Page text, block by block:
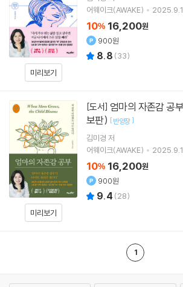
미리보기
어웨이크(AWAKE)
2025.9.1.
10% 16,200원
900원
8.8 (33)
미리보기
[도서]
보판) [반양장]
김미경 저
어웨이크(AWAKE)
2025.9.1.
10% 16,200원
900원
9.4 (28)
1